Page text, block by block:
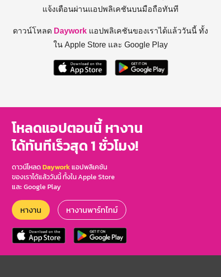
แจ้งเตือนผ่านแอปพลิเคชันบนมือถือทันที
ดาวน์โหลด Daywork แอปพลิเคชันของเราได้แล้ววันนี้ ทั้ง
ใน Apple Store และ Google Play
โหลดแอปตอนนี้ หางาน
ได้ทันทีเร็วสุด 1 ชั่วโมง!
ดาวน์โหลดDayworkแอปพลิเคชัน
ของเราได้แล้ววันนี้ ทั้งใน Apple Store
และ Google Play
หางาน หางานพาร์ทไทม์